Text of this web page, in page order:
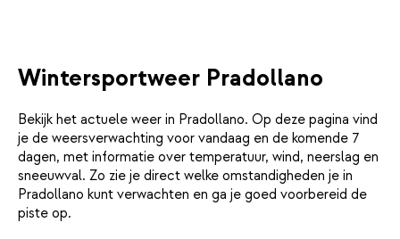
Wintersportweer Pradollano
Bekijk het actuele weer in Pradollano. Op deze pagina vind
je de weersverwachting voor vandaag en de komende 7
dagen, met informatie over temperatuur, wind, neerslag en
sneeuwval. Zo zie je direct welke omstandigheden je in
Pradollano kunt verwachten en ga je goed voorbereid de
piste op.